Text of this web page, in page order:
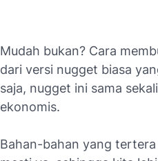
Mudah bukan? Cara
dari versi nugget biasa
saja, nugget ini sama
ekonomis.
Bahan-bahan yang